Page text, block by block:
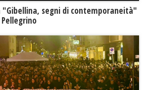
"Gibellina, segni di contemporaneità"